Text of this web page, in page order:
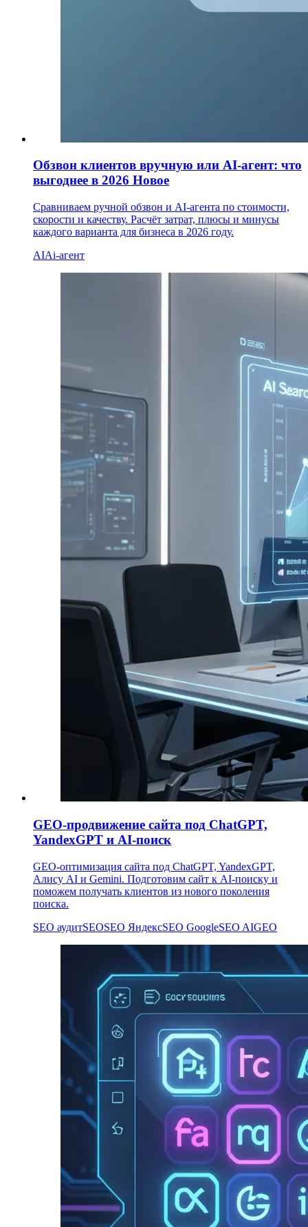
Обзвон клиентов вручную или AI-агент: что
выгоднее в 2026 Новое
Сравниваем ручной обзвон и AI-агента по стоимости,
скорости и качеству. Расчёт затрат, плюсы и минусы
каждого варианта для бизнеса в 2026 году.
AIAi-агент
GEO-продвижение сайта под ChatGPT,
YandexGPT и AI-поиск
GEO-оптимизация сайта под ChatGPT, YandexGPT,
Алису AI и Gemini. Подготовим сайт к AI-поиску и
поможем получать клиентов из нового поколения
поиска.
SEO аудитSEOSEO ЯндексSEO GoogleSEO AIGEO